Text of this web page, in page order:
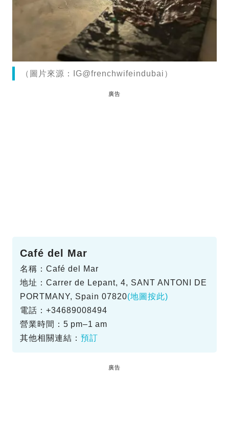
（圖片來源：IG@frenchwifeindubai）
廣告
Café del Mar
名稱：Café del Mar
地址：Carrer de Lepant, 4, SANT ANTONI DE
PORTMANY, Spain 07820(地圖按此)
電話：+34689008494
營業時間：5 pm–1 am
其他相關連結： 預訂
廣告